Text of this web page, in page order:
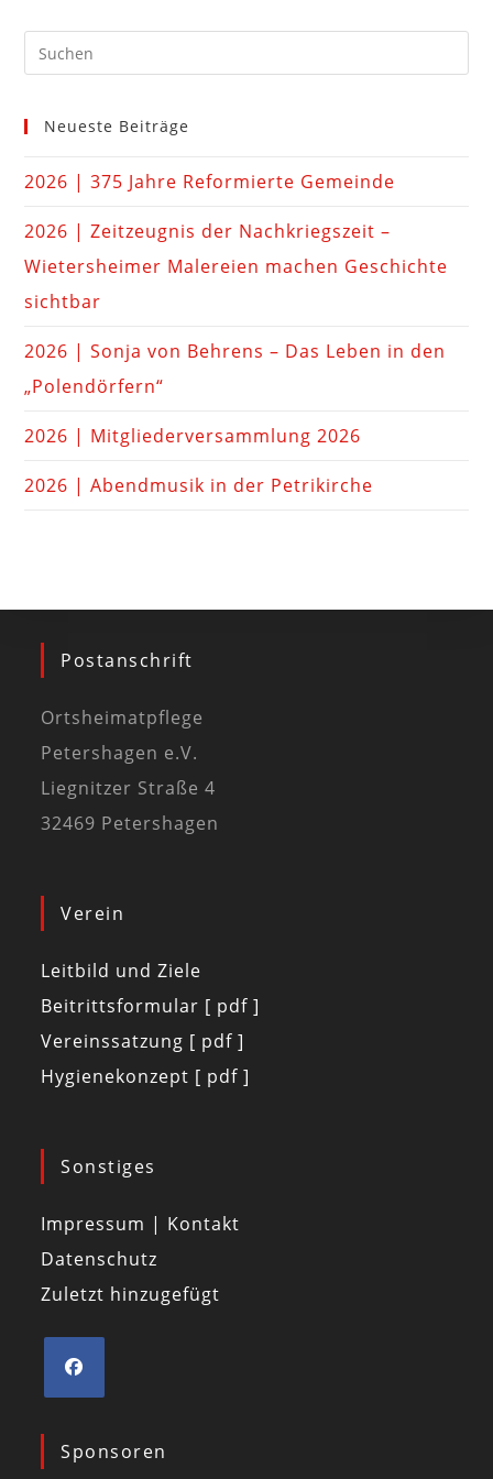
Neueste Beiträge
2026 | 375 Jahre Reformierte Gemeinde
2026 | Zeitzeugnis der Nachkriegszeit –
Wietersheimer Malereien machen Geschichte
sichtbar
2026 | Sonja von Behrens – Das Leben in den
„Polendörfern“
2026 | Mitgliederversammlung 2026
2026 | Abendmusik in der Petrikirche
Postanschrift
Ortsheimatpflege
Petershagen e.V.
Liegnitzer Straße 4
32469 Petershagen
Verein
Leitbild und Ziele
Beitrittsformular [ pdf ]
Vereinssatzung [ pdf ]
Hygienekonzept [ pdf ]
Sonstiges
Impressum | Kontakt
Datenschutz
Zuletzt hinzugefügt
Sponsoren